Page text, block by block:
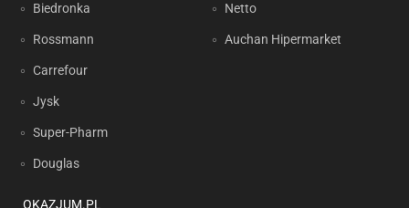
Biedronka
Rossmann
Carrefour
Jysk
Super-Pharm
Douglas
Netto
Auchan Hipermarket
OKAZJUM.PL